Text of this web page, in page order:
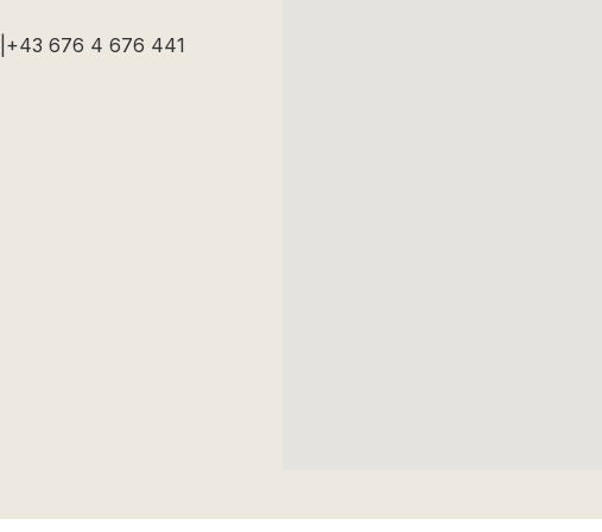
+43 676 4 676 441